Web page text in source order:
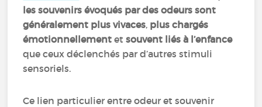
les souvenirs évoqués par des odeurs sont
généralement plus vivaces, plus chargés
émotionnellement etsouvent liés à l’enfance
que ceux déclenchés par d’autres stimuli
sensoriels.
Ce lien particulier entre odeur et souvenir